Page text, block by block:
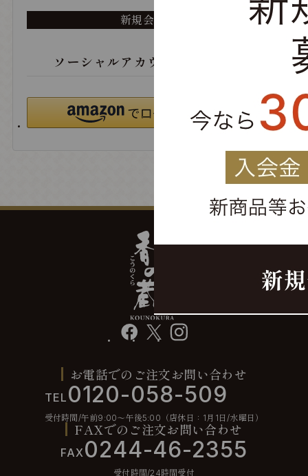
新規会員登録
ソーシャルアカウントでログイン
facebook instagram
お電話でのご注文お問い合わせ
TEL 0120-058-509
受付時間/午前9:00〜午後5:00（店休日：1月1日/水曜日）
FAXでのご注文お問い合わせ
FAX0244-46-2355
受付時間/24時間受付